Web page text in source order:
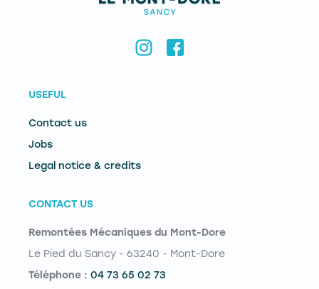
USEFUL
Contact us
Jobs
Legal notice & credits
CONTACT US
Remontées Mécaniques du Mont-Dore
Le Pied du Sancy - 63240 - Mont-Dore
Téléphone : 04 73 65 02 73